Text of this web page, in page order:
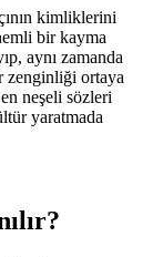
kimliklerini
bir kayma
aynı zamanda
zenginliği ortaya
neşeli sözleri
yaratmada